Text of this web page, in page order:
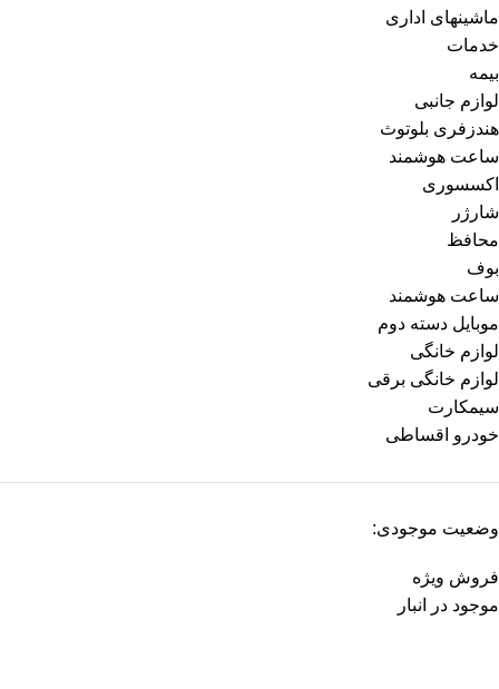
ماشینهای اداری
خدمات
بیمه
لوازم جانبی
هندزفری بلوتوث
ساعت هوشمند
اکسسوری
شارژر
محافظ
بوف
ساعت هوشمند
موبایل دسته دوم
لوازم خانگی
لوازم خانگی برقی
سیمکارت
خودرو اقساطی
وضعیت موجودی:
فروش ویژه
موجود در انبار